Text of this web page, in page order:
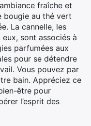
fraîche et
bougie au thé vert
La cannelle, les
sont associés à
parfumées aux
pour se détendre
Vous pouvez par
bain. Appréciez ce
être pour
l’esprit des